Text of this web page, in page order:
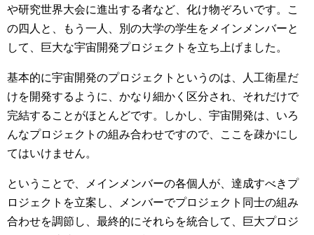
や研究世界大会に進出する者など、化け物ぞろいです。こ
の四人と、もう一人、別の大学の学生をメインメンバーと
して、巨大な宇宙開発プロジェクトを立ち上げました。
基本的に宇宙開発のプロジェクトというのは、人工衛星だ
けを開発するように、かなり細かく区分され、それだけで
完結することがほとんどです。しかし、宇宙開発は、いろ
んなプロジェクトの組み合わせですので、ここを疎かにし
てはいけません。
ということで、メインメンバーの各個人が、達成すべきプ
ロジェクトを立案し、メンバーでプロジェクト同士の組み
合わせを調節し、最終的にそれらを統合して、巨大プロジ